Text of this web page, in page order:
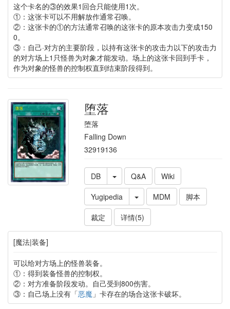
这个卡名的③的效果1回合只能使用1次。
①：这张卡可以不用解放作通常召唤。
②：这张卡的①的方法通常召唤的这张卡的原本攻击力变成150
0。
③：自己·对方的主要阶段，以持有这张卡的攻击力以下的攻击力
的对方场上1只怪兽为对象才能发动。场上的这张卡回到手卡，
作为对象的怪兽的控制权直到结束阶段得到。
堕落
堕落
Falling Down
32919136
DB Q&A
Wiki
Yugipedia
MDM
脚本
裁定
详情(5)
[魔法|装备]
可以给对方场上的怪兽装备。
①：得到装备怪兽的控制权。
②：对方准备阶段发动。自己受到800伤害。
③：自己场上没有「恶魔 」卡存在的场合这张卡破坏。